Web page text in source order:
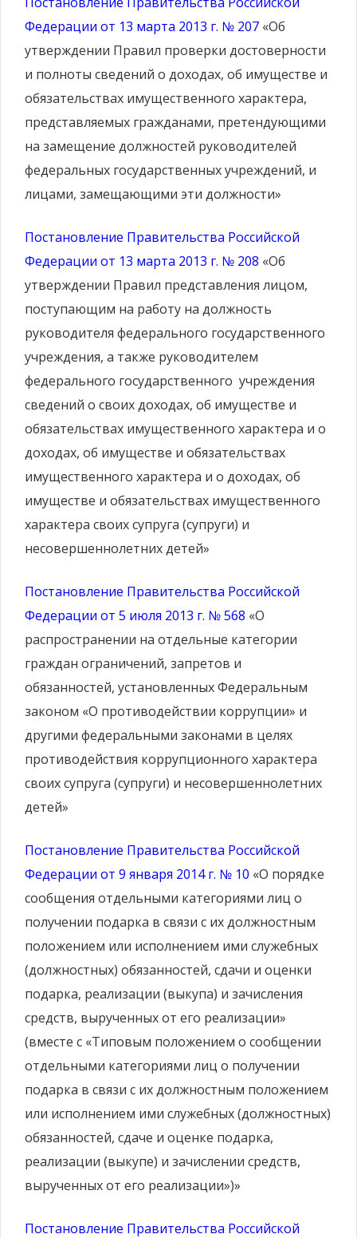
Федерации от 13 марта 2013 г. № 207 «Об
утверждении Правил проверки достоверности
и полноты сведений о доходах, об имуществе и
обязательствах имущественного характера,
представляемых гражданами, претендующими
на замещение должностей руководителей
федеральных государственных учреждений, и
лицами, замещающими эти должности»
Постановление Правительства Российской
Федерации от 13 марта 2013 г. № 208 «Об
утверждении Правил представления лицом,
поступающим на работу на должность
руководителя федерального государственного
учреждения, а также руководителем
федерального государственного учреждения
сведений о своих доходах, об имуществе и
обязательствах имущественного характера и о
доходах, об имуществе и обязательствах
имущественного характера и о доходах, об
имуществе и обязательствах имущественного
характера своих супруга (супруги) и
несовершеннолетних детей»
Постановление Правительства Российской
Федерации от 5 июля 2013 г. № 568 «О
распространении на отдельные категории
граждан ограничений, запретов и
обязанностей, установленных Федеральным
законом «О противодействии коррупции» и
другими федеральными законами в целях
противодействия коррупционного характера
своих супруга (супруги) и несовершеннолетних
детей»
Постановление Правительства Российской
Федерации от 9 января 2014 г. № 10 «О порядке
сообщения отдельными категориями лиц о
получении подарка в связи с их должностным
положением или исполнением ими служебных
(должностных) обязанностей, сдачи и оценки
подарка, реализации (выкупа) и зачисления
средств, вырученных от его реализации»
(вместе с «Типовым положением о сообщении
отдельными категориями лиц о получении
подарка в связи с их должностным положением
или исполнением ими служебных (должностных)
обязанностей, сдаче и оценке подарка,
реализации (выкупе) и зачислении средств,
вырученных от его реализации»)»
Постановление Правительства Российской